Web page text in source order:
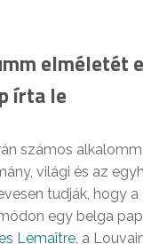
elméletét
írta le
számos
világi és az
tudják, hogy
egy belga
Lemaître, a